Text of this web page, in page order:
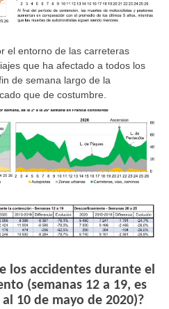
el entorno de las carreteras
que ha afectado a todos los
de semana largo de la
que de costumbre.
los accidentes durante el
(semanas 12 a 19, es
10 de mayo de 2020)?